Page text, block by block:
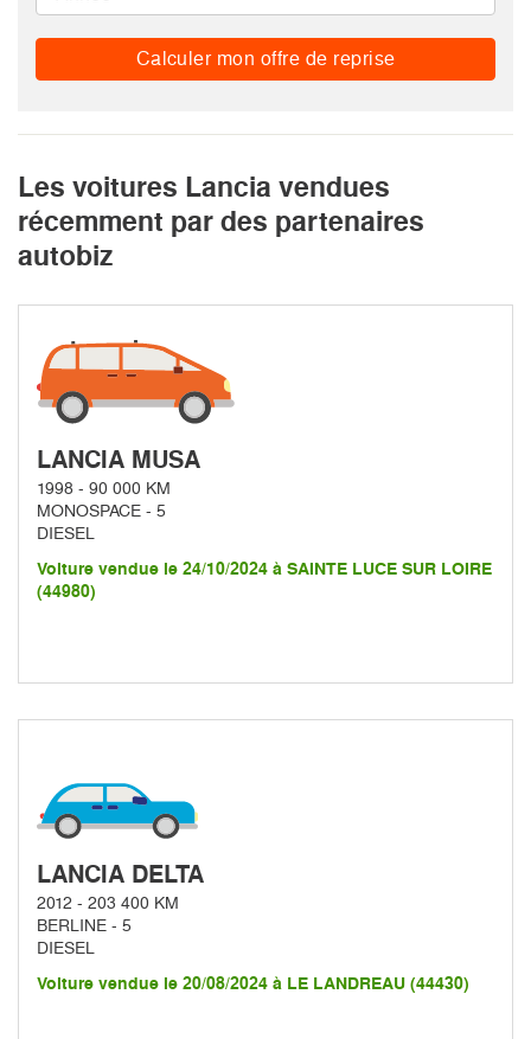
Calculer mon offre de reprise
Les voitures Lancia vendues
récemment par des partenaires
autobiz
LANCIA MUSA
1998 - 90 000 KM
MONOSPACE - 5
DIESEL
Voiture vendue le 24/10/2024 à SAINTE LUCE SUR LOIRE
(44980)
LANCIA DELTA
2012 - 203 400 KM
BERLINE - 5
DIESEL
Voiture vendue le 20/08/2024 à LE LANDREAU (44430)